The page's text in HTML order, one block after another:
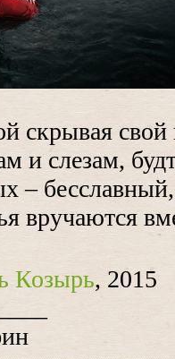
скрывая
и слезам,
– бесславный,
вручаются
Козырь, 2015